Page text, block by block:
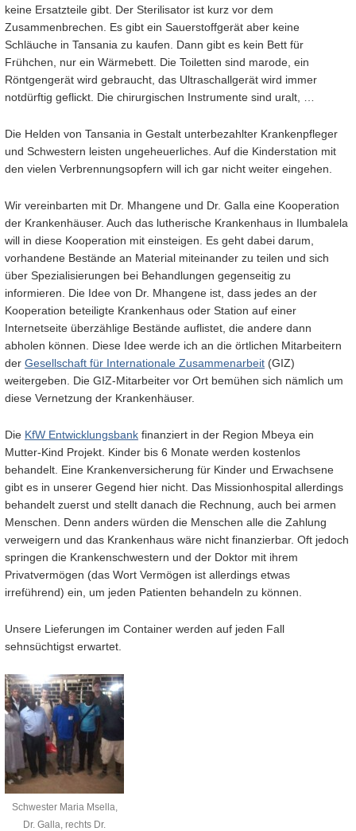
keine Ersatzteile gibt. Der Sterilisator ist kurz vor dem
Zusammenbrechen. Es gibt ein Sauerstoffgerät aber keine
Schläuche in Tansania zu kaufen. Dann gibt es kein Bett für
Frühchen, nur ein Wärmebett. Die Toiletten sind marode, ein
Röntgengerät wird gebraucht, das Ultraschallgerät wird immer
notdürftig geflickt. Die chirurgischen Instrumente sind uralt, …
Die Helden von Tansania in Gestalt unterbezahlter Krankenpfleger
und Schwestern leisten ungeheuerliches. Auf die Kinderstation mit
den vielen Verbrennungsopfern will ich gar nicht weiter eingehen.
Wir vereinbarten mit Dr. Mhangene und Dr. Galla eine Kooperation
der Krankenhäuser. Auch das lutherische Krankenhaus in Ilumbalela
will in diese Kooperation mit einsteigen. Es geht dabei darum,
vorhandene Bestände an Material miteinander zu teilen und sich
über Spezialisierungen bei Behandlungen gegenseitig zu
informieren. Die Idee von Dr. Mhangene ist, dass jedes an der
Kooperation beteiligte Krankenhaus oder Station auf einer
Internetseite überzählige Bestände auflistet, die andere dann
abholen können. Diese Idee werde ich an die örtlichen Mitarbeitern
der Gesellschaft für Internationale Zusammenarbeit (GIZ)
weitergeben. Die GIZ-Mitarbeiter vor Ort bemühen sich nämlich um
diese Vernetzung der Krankenhäuser.
Die KfW Entwicklungsbank finanziert in der Region Mbeya ein
Mutter-Kind Projekt. Kinder bis 6 Monate werden kostenlos
behandelt. Eine Krankenversicherung für Kinder und Erwachsene
gibt es in unserer Gegend hier nicht. Das Missionhospital allerdings
behandelt zuerst und stellt danach die Rechnung, auch bei armen
Menschen. Denn anders würden die Menschen alle die Zahlung
verweigern und das Krankenhaus wäre nicht finanzierbar. Oft jedoch
springen die Krankenschwestern und der Doktor mit ihrem
Privatvermögen (das Wort Vermögen ist allerdings etwas
irreführend) ein, um jeden Patienten behandeln zu können.
Unsere Lieferungen im Container werden auf jeden Fall
sehnsüchtigst erwartet.
Schwester Maria Msella,
Dr. Galla, rechts Dr.